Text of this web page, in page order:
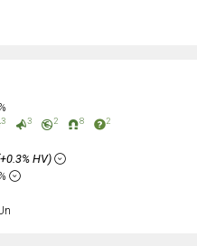
3 3 2 8 2
HV)